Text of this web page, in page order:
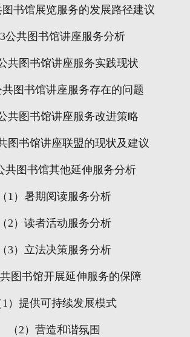
图书馆展览服务的发展路径建议
公共图书馆讲座服务分析
共图书馆讲座服务实践现状
共图书馆讲座服务存在的问题
共图书馆讲座服务改进策略
图书馆讲座联盟的现状及建议
共图书馆其他延伸服务分析
（ 1 ）暑期阅读服务分析
（2 ）读者活动服务分析
（3）立法决策服务分析
图书馆开展延伸服务的保障
1 ）提供可持续发展模式
（2 ）营造和谐氛围